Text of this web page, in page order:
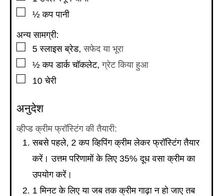
▢
½ कप पानी
अन्य सामग्री:
▢
5 स्लाइस ब्रेड,सफेद या भूरा
▢
½ कप डार्क चॉकलेट,ग्रेट किया हुआ
▢
10 चेरी
अनुदेश
व्हीप्ड क्रीम फ्रॉस्टिंग की तैयारी:
सबसे पहले, 2 कप व्हिपिंग क्रीम लेकर फ्रॉस्टिंग तैयार
करें। उत्तम परिणामों के लिए 35% दूध वसा क्रीम का
उपयोग करें।
1 मिनट के लिए या जब तक क्रीम गाढ़ा न हो जाए तब